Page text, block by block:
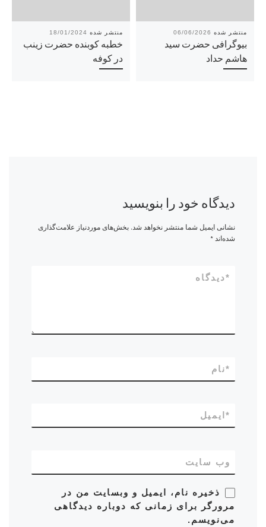
18/01/2024
خطبه کوبنده حضرت زینب
در کوفه
06/06/2026
بیوگرافی حضرت سید
هاشم حداد
دیدگاه خود را بنویسید
نشانی ایمیل شما منتشر نخواهد شد. بخش‌های موردنیاز علامت‌گذاری
شده‌اند*
دیدگاه*
نام*
ایمیل *
وب‌ سایت
ذخیره نام، ایمیل و وبسایت من در
مرورگر برای زمانی که دوباره دیدگاهی
می‌نویسم.